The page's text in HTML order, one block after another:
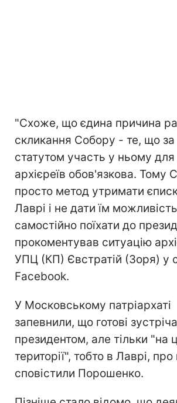
"Схоже, що єдина причина
скликання Собору - те, що за
статутом участь у ньому для
архієреїв обов'язкова. Тому
просто метод утримати
Лаврі і не дати їм можливість
самостійно поїхати до
прокоментував ситуацію
УПЦ (КП) Євстратій (Зоря) у
Facebook.
У Московському патріархаті
запевнили, що готові
президентом, але тільки "на
території", тобто в Лаврі,
сповістили Порошенко.